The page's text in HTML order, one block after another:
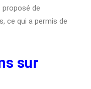
de
ce qui a permis de
sur